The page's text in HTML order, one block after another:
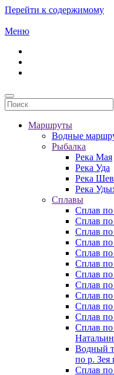
Перейти к содержимому
Меню
Маршруты
Водные
Рыбалка
Река Мая
Река Уда
Река
Река
Сплавы
Сплав
Сплав
Сплав по
Сплав по
Сплав
Сплав по
Сплав по
Сплав
Сплав по
Сплав по
Cплав
Cплав по
Водный
по р. Зея
Сплав